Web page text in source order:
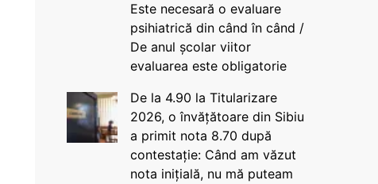
Este necesară o evaluare
psihiatrică din când în când /
De anul școlar viitor
evaluarea este obligatorie
De la 4.90 la Titularizare
2026, o învățătoare din Sibiu
a primit nota 8.70 după
contestație: Când am văzut
nota inițială, nu mă puteam